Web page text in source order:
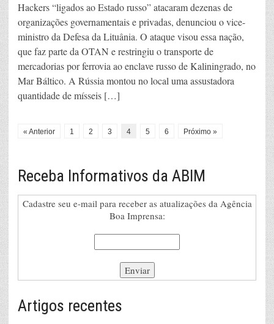
Hackers “ligados ao Estado russo” atacaram dezenas de
organizações governamentais e privadas, denunciou o vice-
ministro da Defesa da Lituânia. O ataque visou essa nação,
que faz parte da OTAN e restringiu o transporte de
mercadorias por ferrovia ao enclave russo de Kaliningrado, no
Mar Báltico. A Rússia montou no local uma assustadora
quantidade de mísseis […]
« Anterior 1 2 3 4 5 6 Próximo »
Receba Informativos da ABIM
Cadastre seu e-mail para receber as atualizações da Agência
Boa Imprensa:
Artigos recentes